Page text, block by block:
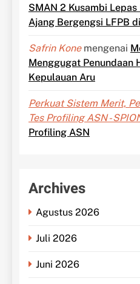
SMAN 2 Kusambi
Ajang Bergengsi LFPB
Safrin Konemengenai
Menggugat Penundaan
Kepulauan Aru
Perkuat Sistem Merit,
Tes Profiling ASN -
Profiling ASN
Archives
Agustus 2026
Juli 2026
Juni 2026